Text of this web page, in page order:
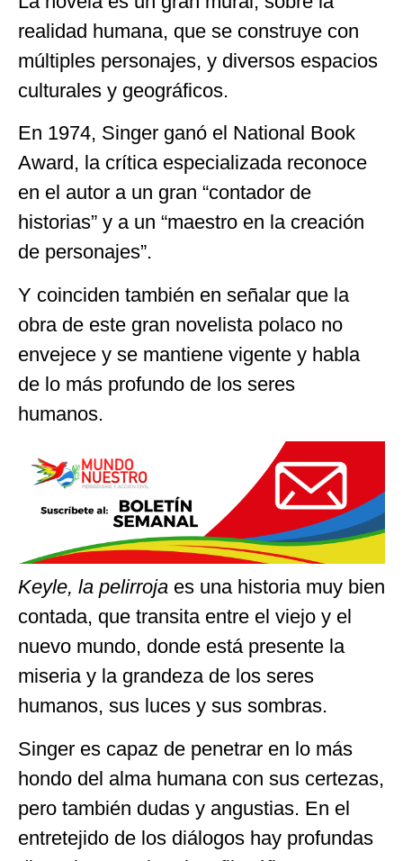
realidad humana, que se construye con
múltiples personajes, y diversos espacios
culturales y geográficos.
En 1974, Singer ganó el National Book
Award, la crítica especializada reconoce
en el autor a un gran “contador de
historias” y a un “maestro en la creación
de personajes”.
Y coinciden también en señalar que la
obra de este gran novelista polaco no
envejece y se mantiene vigente y habla
de lo más profundo de los seres
humanos.
Keyle, la pelirroja es una historia muy bien
contada, que transita entre el viejo y el
nuevo mundo, donde está presente la
miseria y la grandeza de los seres
humanos, sus luces y sus sombras.
Singer es capaz de penetrar en lo más
hondo del alma humana con sus certezas,
pero también dudas y angustias. En el
entretejido de los diálogos hay profundas